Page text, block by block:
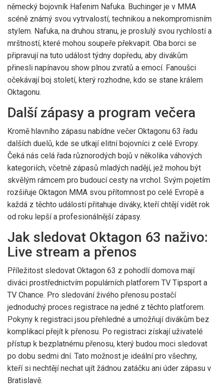
německý bojovník Hafenim Nafuka. Buchinger je v MMA
scéně známý svou vytrvalostí, technikou a nekompromisním
stylem. Nafuka, na druhou stranu, je proslulý svou rychlostí a
mrštností, které mohou soupeře překvapit. Oba borci se
připravují na tuto událost týdny dopředu, aby divákům
přinesli napínavou show plnou zvratů a emocí. Fanoušci
očekávají boj století, který rozhodne, kdo se stane králem
Oktagonu.
Další zápasy a program večera
Kromě hlavního zápasu nabídne večer Oktagonu 63 řadu
dalších duelů, kde se utkají elitní bojovníci z celé Evropy.
Čeká nás celá řada různorodých bojů v několika váhových
kategoriích, včetně zápasů mladých nadějí, jež mohou být
skvělým rámcem pro budoucí cesty na vrchol. Svým pojetím
rozšiřuje Oktagon MMA svou přítomnost po celé Evropě a
každá z těchto událostí přitahuje diváky, kteří chtějí vidět rok
od roku lepší a profesionálnější zápasy.
Jak sledovat Oktagon 63 naživo:
Live stream a přenos
Příležitost sledovat Oktagon 63 z pohodlí domova mají
diváci prostřednictvím populárních platforem TV Tipsport a
TV Chance. Pro sledování živého přenosu postačí
jednoduchý proces registrace na jedné z těchto platforem.
Pokyny k registraci jsou přehledné a umožňují divákům bez
komplikací přejít k přenosu. Po registraci získají uživatelé
přístup k bezplatnému přenosu, který budou moci sledovat
po dobu sedmi dní. Tato možnost je ideální pro všechny,
kteří si nechtějí nechat ujít žádnou zatáčku ani úder zápasu v
Bratislavě.